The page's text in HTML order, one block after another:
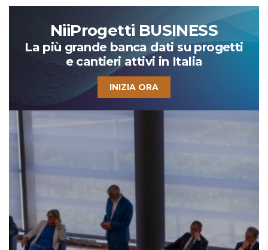
NiiProgetti BUSINESS
La più grande banca dati su progetti
e cantieri attivi in Italia
INIZIA ORA